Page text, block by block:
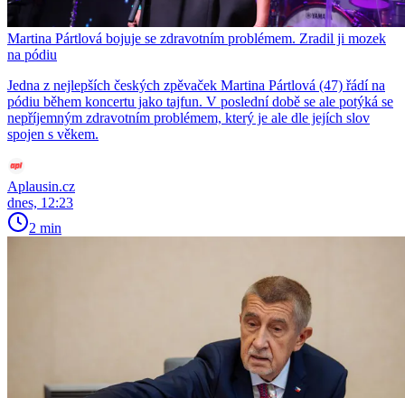
Martina Pártlová bojuje se zdravotním problémem. Zradil ji mozek
na pódiu
Jedna z nejlepších českých zpěvaček Martina Pártlová (47) řádí na
pódiu během koncertu jako tajfun. V poslední době se ale potýká se
nepříjemným zdravotním problémem, který je ale dle jejích slov
spojen s věkem.
Aplausin.cz
dnes, 12:23
2 min